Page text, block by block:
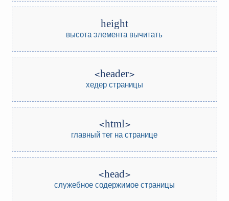
height
высота элемента вычитать
header
хедер страницы
html
главный тег на странице
head
служебное содержимое страницы